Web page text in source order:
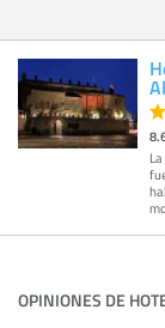
OPINIONES DE